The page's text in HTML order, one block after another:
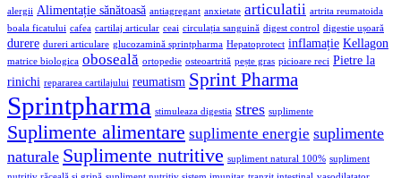
alergii Alimentație sănătoasă antiagregant anxietate articulatii artrita reumatoida
boala ficatului cafea cartilaj articular ceai circulația sanguină digest control digestie ușoară
durere dureri articulare glucozamină sprintpharma Hepatoprotect inflamație Kellagon
matrice biologica oboseală ortopedie osteoartrită pește gras picioare reci Pietre la
rinichi repararea cartilajului reumatism Sprint Pharma
Sprintpharma stimuleaza digestia stres suplimente
Suplimente alimentare suplimente energie suplimente
naturale Suplimente nutritive supliment natural 100% supliment